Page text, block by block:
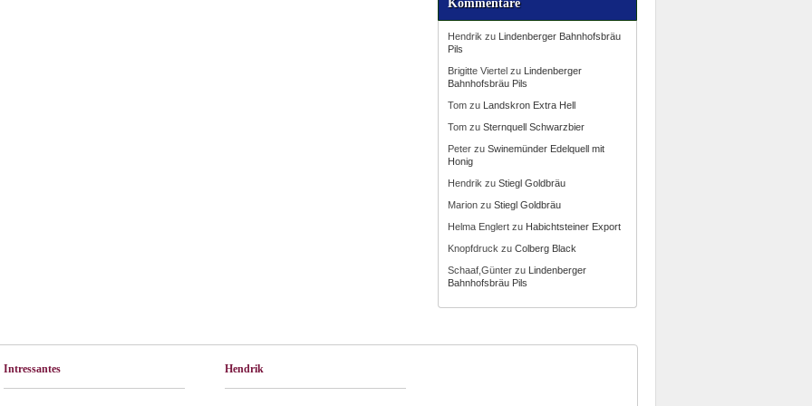
Kommentare
Hendrik zu Lindenberger Bahnhofsbräu
Pils
Brigitte Viertel zu Lindenberger
Bahnhofsbräu Pils
Tom zu Landskron Extra Hell
Tom zuSternquell Schwarzbier
Peter zuSwinemünder Edelquell mit
Honig
Hendrik zuStiegl Goldbräu
Marion zuStiegl Goldbräu
Helma Englert zu Habichtsteiner Export
Knopfdruck zuColberg Black
Schaaf,Günter zu Lindenberger
Bahnhofsbräu Pils
Intressantes Hendrik